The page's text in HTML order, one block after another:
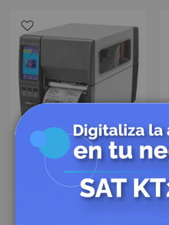
Sku: 10520
Impresora de Etiquetas Zebra ZT231 TT ZT23142-T01000FZ
$5.132.146,32